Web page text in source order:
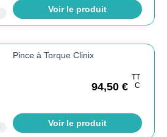
Voir le produit
Pince à Torque Clinix
94,50 €
TT
C
Voir le produit